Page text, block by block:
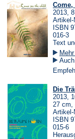
Come,
2013,
Artikel-
ISBN
016-3
Text
Die
2013,
27 cm,
Artikel-
ISBN
015-6